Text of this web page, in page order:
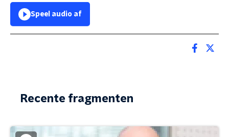
Speel audio af
Recente fragmenten